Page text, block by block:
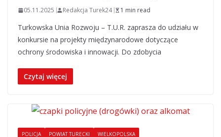
05.11.2025 Redakcja Turek24 1 min read
Turkowska Unia Rozwoju – T.U.R. zaprasza do udziału w
konkursie na projekty międzynarodowe dotyczące
ochrony środowiska i innowacji. Do zdobycia
Czytaj więcej
POLICJA POWIAT TURECKI WIELKOPOLSKA